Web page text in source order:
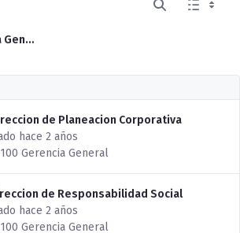
100 Gerencia General
de Planeacion Corporativa
hace 2 años
Gerencia General
de Responsabilidad Social
hace 2 años
Gerencia General